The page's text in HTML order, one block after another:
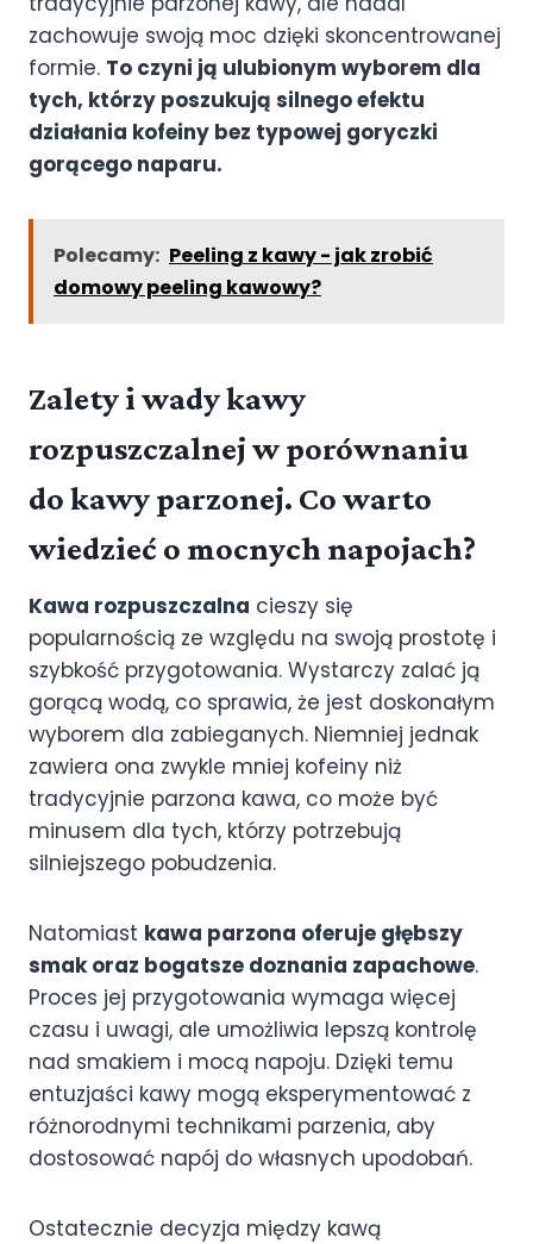
zachowuje swoją moc dzięki skoncentrowanej
formie. To czyni ją ulubionym wyborem dla
tych, którzy poszukują silnego efektu
działania kofeiny bez typowej goryczki
gorącego naparu.
Polecamy: Peeling z kawy - jak zrobić
domowy peeling kawowy?
Zalety i wady kawy
rozpuszczalnej w porównaniu
do kawy parzonej. Co warto
wiedzieć o mocnych napojach?
Kawa rozpuszczalna cieszy się
popularnością ze względu na swoją prostotę i
szybkość przygotowania. Wystarczy zalać ją
gorącą wodą, co sprawia, że jest doskonałym
wyborem dla zabieganych. Niemniej jednak
zawiera ona zwykle mniej kofeiny niż
tradycyjnie parzona kawa, co może być
minusem dla tych, którzy potrzebują
silniejszego pobudzenia.
Natomiast kawa parzona oferuje głębszy
smak oraz bogatsze doznania zapachowe.
Proces jej przygotowania wymaga więcej
czasu i uwagi, ale umożliwia lepszą kontrolę
nad smakiem i mocą napoju. Dzięki temu
entuzjaści kawy mogą eksperymentować z
różnorodnymi technikami parzenia, aby
dostosować napój do własnych upodobań.
Ostatecznie decyzja między kawą